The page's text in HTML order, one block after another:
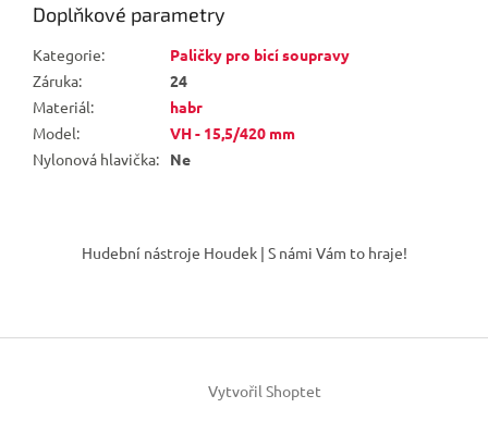
Doplňkové parametry
Kategorie:
Paličky pro bicí soupravy
Záruka:
24
Materiál:
habr
Model:
VH - 15,5/420 mm
Nylonová hlavička: Ne
í
Hudební nástroje Houdek | S námi Vám to hraje!
Vytvořil Shoptet